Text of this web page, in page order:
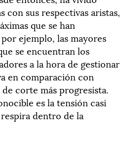
con sus respectivas aristas,
que se han
ejemplo, las mayores
se encuentran los
a la hora de gestionar
en comparación con
corte más progresista.
es la tensión casi
dentro de la